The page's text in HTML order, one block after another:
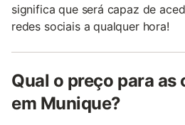
significa que será capaz de
redes sociais a qualquer hora!
Qual o preço para as
em Munique?